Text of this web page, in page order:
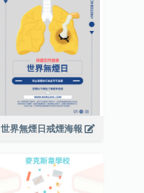
世界無煙日戒煙海報